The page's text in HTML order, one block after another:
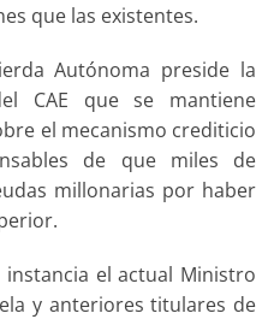
que las existentes.
Autónoma preside la
CAE que se mantiene
el mecanismo crediticio
de que miles de
millonarias por haber
el actual Ministro
y anteriores titulares de